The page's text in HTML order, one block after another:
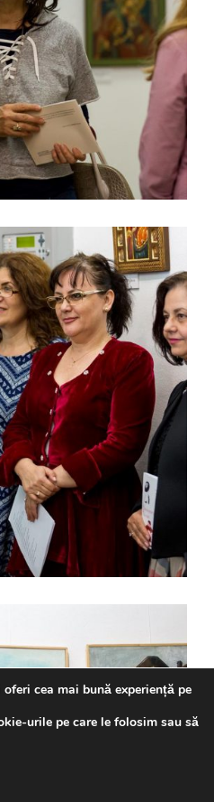
cea mai bună experiență pe
urile pe care le folosim sau să